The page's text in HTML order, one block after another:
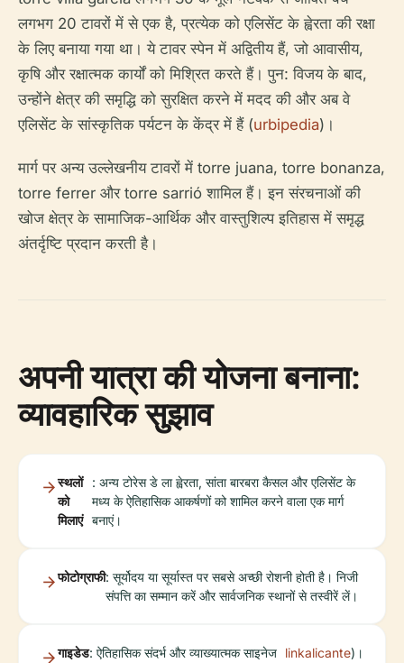
लगभग 20 टावरों में से एक है, प्रत्येक को एलिसेंट के ह्वेरता की रक्षा
के लिए बनाया गया था। ये टावर स्पेन में अद्वितीय हैं, जो आवासीय,
कृषि और रक्षात्मक कार्यों को मिश्रित करते हैं। पुन: विजय के बाद,
उन्होंने क्षेत्र की समृद्धि को सुरक्षित करने में मदद की और अब वे
एलिसेंट के सांस्कृतिक पर्यटन के केंद्र में हैं (urbipedia)।
मार्ग पर अन्य उल्लेखनीय टावरों में torre juana, torre bonanza,
torre ferrer और torre sarrió शामिल हैं। इन संरचनाओं की
खोज क्षेत्र के सामाजिक-आर्थिक और वास्तुशिल्प इतिहास में समृद्ध
अंतर्दृष्टि प्रदान करती है।
अपनी यात्रा की योजना बनाना:
व्यावहारिक सुझाव
स्थलों
को
मिलाएं
: अन्य टोरेस डे ला ह्वेरता, सांता बारबरा कैसल और एलिसेंट के
मध्य के ऐतिहासिक आकर्षणों को शामिल करने वाला एक मार्ग
बनाएं।
फोटोग्राफी: सूर्योदय या सूर्यास्त पर सबसे अच्छी रोशनी होती है। निजी
संपत्ति का सम्मान करें और सार्वजनिक स्थानों से तस्वीरें लें।
गाइडेड: ऐतिहासिक संदर्भ और व्याख्यात्मक साइनेज linkalicante)।